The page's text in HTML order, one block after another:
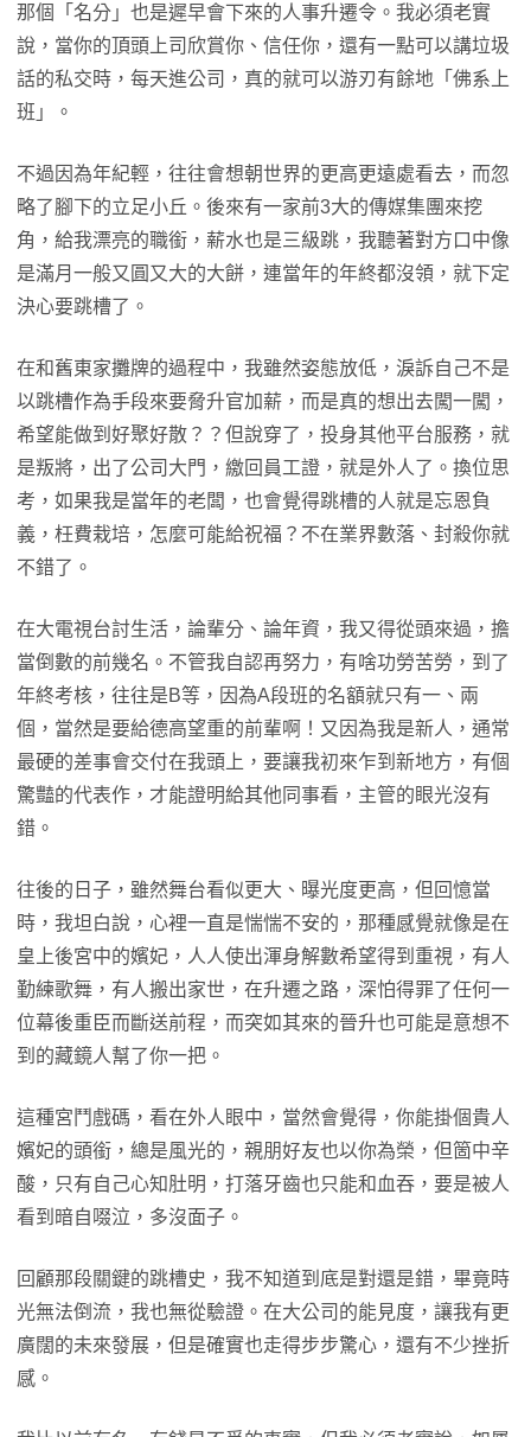
那個「名分」也是遲早會下來的人事升遷令。我必須老實
說，當你的頂頭上司欣賞你、信任你，還有一點可以講垃圾
話的私交時，每天進公司，真的就可以游刃有餘地「佛系上
班」。
不過因為年紀輕，往往會想朝世界的更高更遠處看去，而忽
略了腳下的立足小丘。後來有一家前3大的傳媒集團來挖
角，給我漂亮的職銜，薪水也是三級跳，我聽著對方口中像
是滿月一般又圓又大的大餅，連當年的年終都沒領，就下定
決心要跳槽了。
在和舊東家攤牌的過程中，我雖然姿態放低，淚訴自己不是
以跳槽作為手段來要脅升官加薪，而是真的想出去闖一闖，
希望能做到好聚好散？？但說穿了，投身其他平台服務，就
是叛將，出了公司大門，繳回員工證，就是外人了。換位思
考，如果我是當年的老闆，也會覺得跳槽的人就是忘恩負
義，枉費栽培，怎麼可能給祝福？不在業界數落、封殺你就
不錯了。
在大電視台討生活，論輩分、論年資，我又得從頭來過，擔
當倒數的前幾名。不管我自認再努力，有啥功勞苦勞，到了
年終考核，往往是B等，因為A段班的名額就只有一、兩
個，當然是要給德高望重的前輩啊！又因為我是新人，通常
最硬的差事會交付在我頭上，要讓我初來乍到新地方，有個
驚豔的代表作，才能證明給其他同事看，主管的眼光沒有
錯。
往後的日子，雖然舞台看似更大、曝光度更高，但回憶當
時，我坦白說，心裡一直是惴惴不安的，那種感覺就像是在
皇上後宮中的嬪妃，人人使出渾身解數希望得到重視，有人
勤練歌舞，有人搬出家世，在升遷之路，深怕得罪了任何一
位幕後重臣而斷送前程，而突如其來的晉升也可能是意想不
到的藏鏡人幫了你一把。
這種宮鬥戲碼，看在外人眼中，當然會覺得，你能掛個貴人
嬪妃的頭銜，總是風光的，親朋好友也以你為榮，但箇中辛
酸，只有自己心知肚明，打落牙齒也只能和血吞，要是被人
看到暗自啜泣，多沒面子。
回顧那段關鍵的跳槽史，我不知道到底是對還是錯，畢竟時
光無法倒流，我也無從驗證。在大公司的能見度，讓我有更
廣闊的未來發展，但是確實也走得步步驚心，還有不少挫折
感。